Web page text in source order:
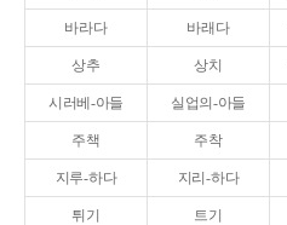
바라다 바래다
상추 상치
시러베-아들 실업의-아들
주책 주착
지루-하다 지리-하다
튀기 트기